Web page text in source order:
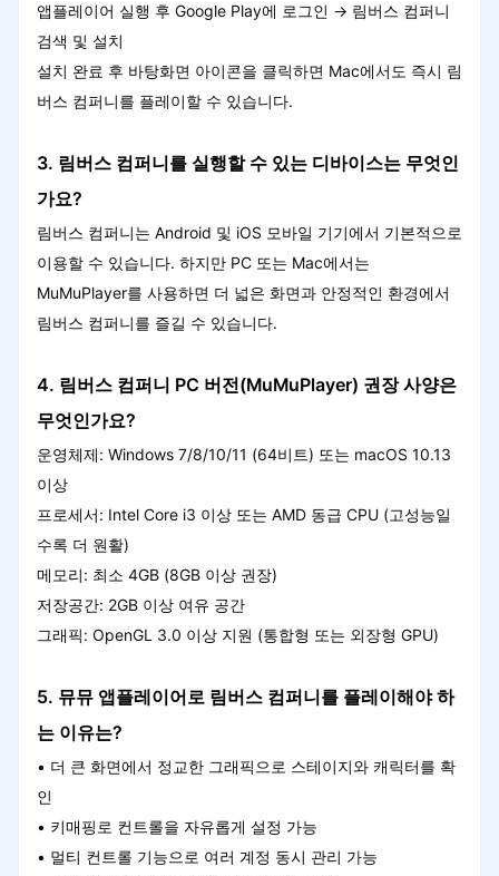
앱플레이어 실행 후 Google Play에 로그인 → 림버스 컴퍼니
검색 및 설치
설치 완료 후 바탕화면 아이콘을 클릭하면 Mac에서도 즉시 림
버스 컴퍼니를 플레이할 수 있습니다.
3. 림버스 컴퍼니를 실행할 수 있는 디바이스는 무엇인
가요?
림버스 컴퍼니는 Android 및 iOS 모바일 기기에서 기본적으로
이용할 수 있습니다. 하지만 PC 또는 Mac에서는
MuMuPlayer를 사용하면 더 넓은 화면과 안정적인 환경에서
림버스 컴퍼니를 즐길 수 있습니다.
4. 림버스 컴퍼니 PC 버전(MuMuPlayer) 권장 사양은
무엇인가요?
운영체제: Windows 7/8/10/11 (64비트) 또는 macOS 10.13
이상
프로세서: Intel Core i3 이상 또는 AMD 동급 CPU (고성능일
수록 더 원활)
메모리: 최소 4GB (8GB 이상 권장)
저장공간: 2GB 이상 여유 공간
그래픽: OpenGL 3.0 이상 지원 (통합형 또는 외장형 GPU)
5. 뮤뮤 앱플레이어로 림버스 컴퍼니를 플레이해야 하
는 이유는?
• 더 큰 화면에서 정교한 그래픽으로 스테이지와 캐릭터를 확
인
• 키매핑로 컨트롤을 자유롭게 설정 가능
• 멀티 컨트롤 기능으로 여러 계정 동시 관리 가능